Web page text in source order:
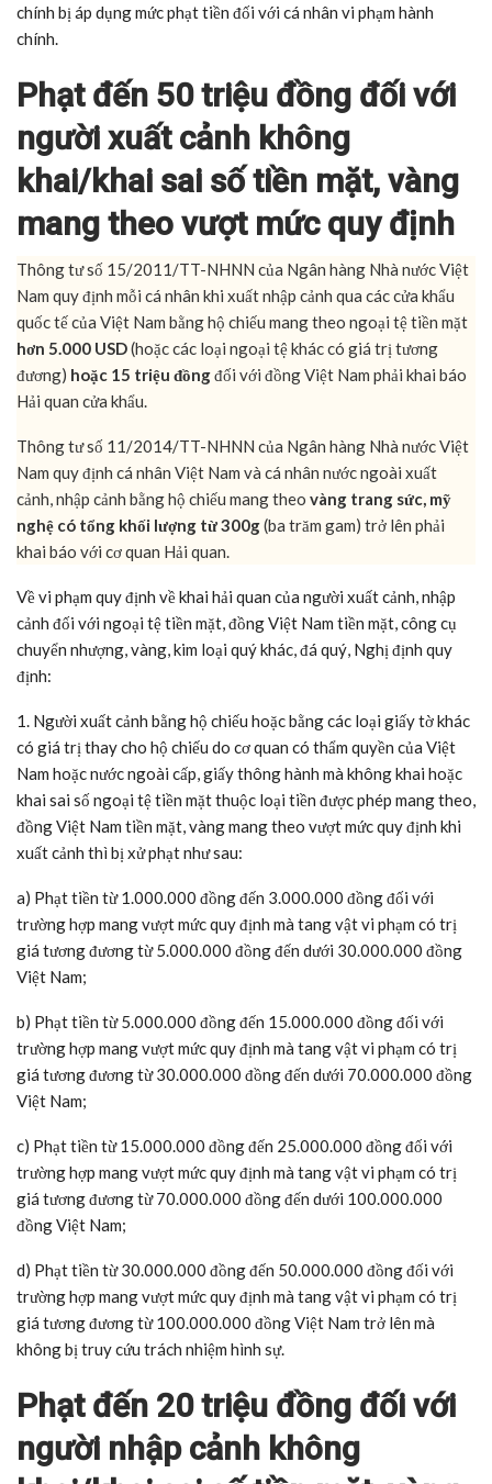
chính bị áp dụng mức phạt tiền đối với cá nhân vi phạm hành
chính.
Phạt đến 50 triệu đồng đối với
người xuất cảnh không
khai/khai sai số tiền mặt, vàng
mang theo vượt mức quy định
Thông tư số 15/2011/TT-NHNN của Ngân hàng Nhà nước Việt
Nam quy định mỗi cá nhân khi xuất nhập cảnh qua các cửa khẩu
quốc tế của Việt Nam bằng hộ chiếu mang theo ngoại tệ tiền mặt
hơn 5.000 USD(hoặc các loại ngoại tệ khác có giá trị tương
đương) hoặc 15 triệu đồngđối với đồng Việt Nam phải khai báo
Hải quan cửa khẩu.
Thông tư số 11/2014/TT-NHNN của Ngân hàng Nhà nước Việt
Nam quy định cá nhân Việt Nam và cá nhân nước ngoài xuất
cảnh, nhập cảnh bằng hộ chiếu mang theo vàng trang sức, mỹ
nghệ có tổng khối lượng từ 300g(ba trăm gam) trở lên phải
khai báo với cơ quan Hải quan.
Về vi phạm quy định về khai hải quan của người xuất cảnh, nhập
cảnh đối với ngoại tệ tiền mặt, đồng Việt Nam tiền mặt, công cụ
chuyển nhượng, vàng, kim loại quý khác, đá quý, Nghị định quy
định:
1. Người xuất cảnh bằng hộ chiếu hoặc bằng các loại giấy tờ khác
có giá trị thay cho hộ chiếu do cơ quan có thẩm quyền của Việt
Nam hoặc nước ngoài cấp, giấy thông hành mà không khai hoặc
khai sai số ngoại tệ tiền mặt thuộc loại tiền được phép mang theo,
đồng Việt Nam tiền mặt, vàng mang theo vượt mức quy định khi
xuất cảnh thì bị xử phạt như sau:
a) Phạt tiền từ 1.000.000 đồng đến 3.000.000 đồng đối với
trường hợp mang vượt mức quy định mà tang vật vi phạm có trị
giá tương đương từ 5.000.000 đồng đến dưới 30.000.000 đồng
Việt Nam;
b) Phạt tiền từ 5.000.000 đồng đến 15.000.000 đồng đối với
trường hợp mang vượt mức quy định mà tang vật vi phạm có trị
giá tương đương từ 30.000.000 đồng đến dưới 70.000.000 đồng
Việt Nam;
c) Phạt tiền từ 15.000.000 đồng đến 25.000.000 đồng đối với
trường hợp mang vượt mức quy định mà tang vật vi phạm có trị
giá tương đương từ 70.000.000 đồng đến dưới 100.000.000
đồng Việt Nam;
d) Phạt tiền từ 30.000.000 đồng đến 50.000.000 đồng đối với
trường hợp mang vượt mức quy định mà tang vật vi phạm có trị
giá tương đương từ 100.000.000 đồng Việt Nam trở lên mà
không bị truy cứu trách nhiệm hình sự.
Phạt đến 20 triệu đồng đối với
người nhập cảnh không